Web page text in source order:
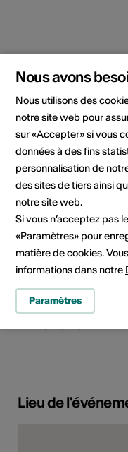
Organisateur
Lieu de
Nous avons
Nous utilisons des
notre site web pour
sur «Accepter» si vous
données à des fins
personnalisation de
des sites de tiers ainsi
notre site web.
Si vous n’acceptez pas
«Paramètres» pour
matière de cookies.
informations dans notre
Paramètres